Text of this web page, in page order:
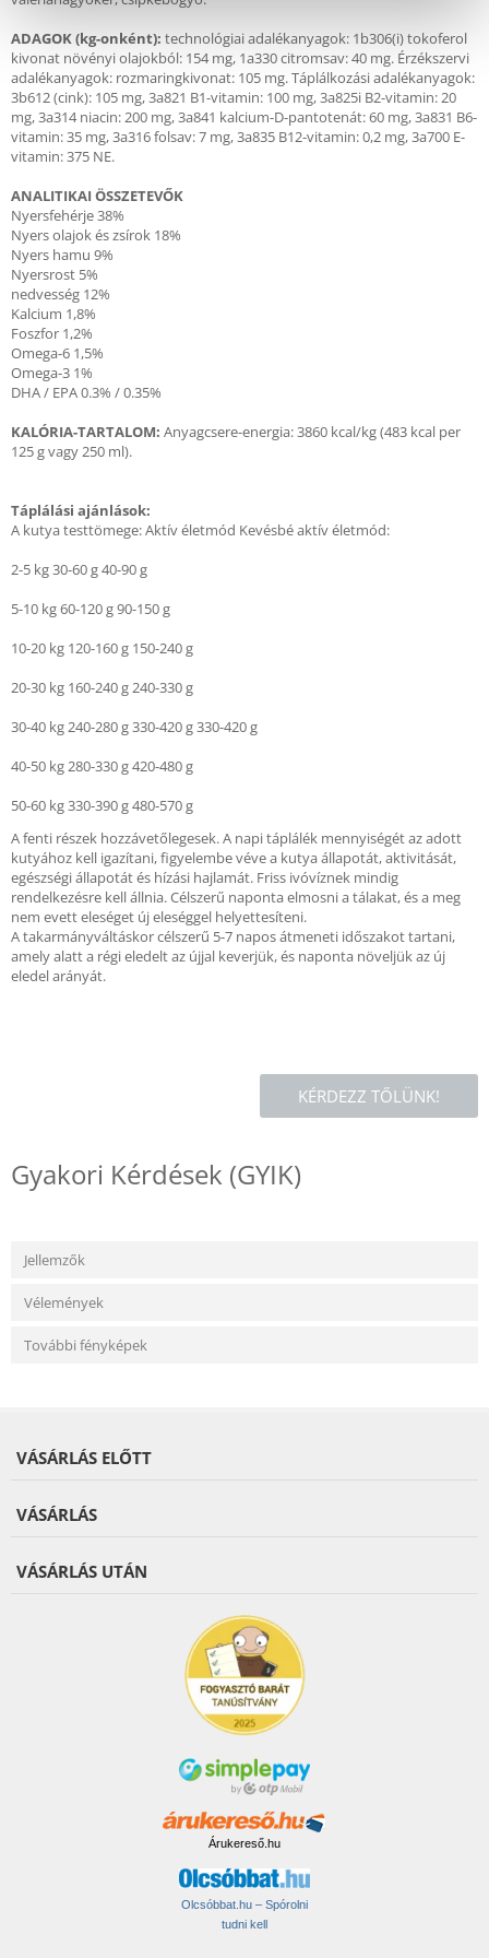
ADAGOK (kg-onként): technológiai adalékanyagok: 1b306(i) tokoferol
kivonat növényi olajokból: 154 mg, 1a330 citromsav: 40 mg. Érzékszervi
adalékanyagok: rozmaringkivonat: 105 mg. Táplálkozási adalékanyagok:
3b612 (cink): 105 mg, 3a821 B1-vitamin: 100 mg, 3a825i B2-vitamin: 20
mg, 3a314 niacin: 200 mg, 3a841 kalcium-D-pantotenát: 60 mg, 3a831 B6-
vitamin: 35 mg, 3a316 folsav: 7 mg, 3a835 B12-vitamin: 0,2 mg, 3a700 E-
vitamin: 375 NE.
ANALITIKAI ÖSSZETEVŐK
Nyersfehérje 38%
Nyers olajok és zsírok 18%
Nyers hamu 9%
Nyersrost 5%
nedvesség 12%
Kalcium 1,8%
Foszfor 1,2%
Omega-6 1,5%
Omega-3 1%
DHA / EPA 0.3% / 0.35%
KALÓRIA-TARTALOM: Anyagcsere-energia: 3860 kcal/kg (483 kcal per
125 g vagy 250 ml).
Táplálási ajánlások:
A kutya testtömege: Aktív életmód Kevésbé aktív életmód:
2-5 kg 30-60 g 40-90 g
5-10 kg 60-120 g 90-150 g
10-20 kg 120-160 g 150-240 g
20-30 kg 160-240 g 240-330 g
30-40 kg 240-280 g 330-420 g 330-420 g
40-50 kg 280-330 g 420-480 g
50-60 kg 330-390 g 480-570 g
A fenti részek hozzávetőlegesek. A napi táplálék mennyiségét az adott
kutyához kell igazítani, figyelembe véve a kutya állapotát, aktivitását,
egészségi állapotát és hízási hajlamát. Friss ivóvíznek mindig
rendelkezésre kell állnia. Célszerű naponta elmosni a tálakat, és a meg
nem evett eleséget új eleséggel helyettesíteni.
A takarmányváltáskor célszerű 5-7 napos átmeneti időszakot tartani,
amely alatt a régi eledelt az újjal keverjük, és naponta növeljük az új
eledel arányát.
KÉRDEZZ TŐLÜNK!
Gyakori Kérdések (GYIK)
Jellemzők
Vélemények
További fényképek
VÁSÁRLÁS ELŐTT
VÁSÁRLÁS
VÁSÁRLÁS UTÁN
Árukereső.hu
Olcsóbbat.hu – Spórolni
tudni kell